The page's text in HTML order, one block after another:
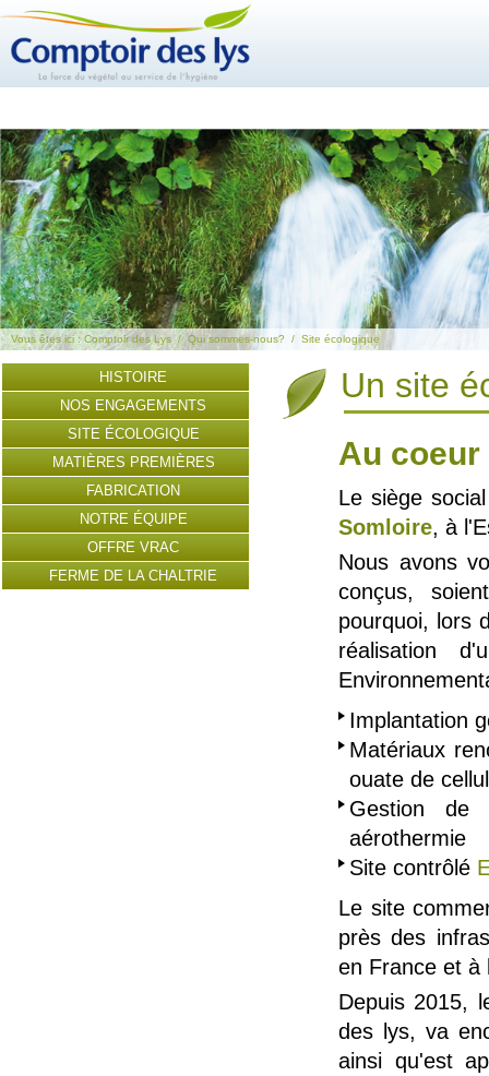
Vous êtes ici : Comptoir des Lys / Qui sommes-nous? / Site écologique
Un site
Au coeur
Le siège
Somloire, à
Nous avons
conçus,
pourquoi, lors
réalisation
Implantation
Matériaux
ouate de
Gestion de
aérothermie
Site contrôlé
Le site
près des
en France et à
Depuis 2015,
des lys, va
ainsi qu'est
HISTOIRE
NOS ENGAGEMENTS
SITE ÉCOLOGIQUE
MATIÈRES PREMIÈRES
FABRICATION
NOTRE ÉQUIPE
OFFRE VRAC
FERME DE LA CHALTRIE